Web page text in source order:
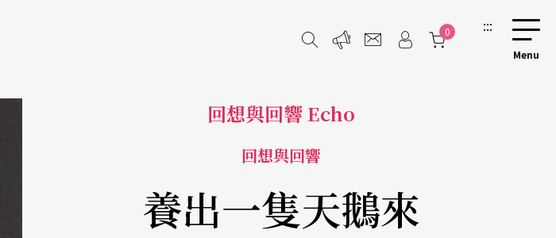
0 :::
回想與回響 Echo
回想與回響
養出一隻天鵝來